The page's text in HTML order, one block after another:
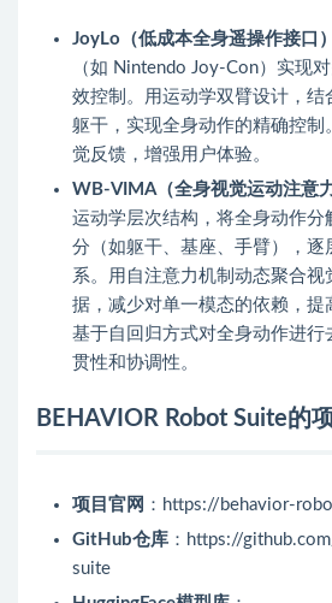
JoyLo（低成本全身遥操作接口）
（如 Nintendo Joy-Con）实现
效控制。用运动学双臂设计，结
躯干，实现全身动作的精确控制
觉反馈，增强用户体验。
WB-VIMA（全身视觉运动注意
运动学层次结构，将全身动作分
分（如躯干、基座、手臂），逐
系。用自注意力机制动态聚合视
据，减少对单一模态的依赖，提
基于自回归方式对全身动作进行
贯性和协调性。
BEHAVIOR Robot Suite的
项目官网 ：https://behavior-
GitHub仓库 ：https://
suite